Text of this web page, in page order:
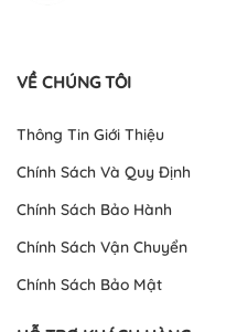
VỀ CHÚNG TÔI
Thông Tin Giới Thiệu
Chính Sách Và Quy Định
Chính Sách Bảo Hành
Chính Sách Vận Chuyển
Chính Sách Bảo Mật